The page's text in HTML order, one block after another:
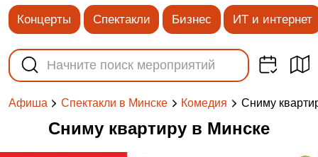
Концерты Спектакли Бизнес ИТ и интернет
Афиша Спектакли в Минске Комедия Сниму
Сниму квартиру в Минске